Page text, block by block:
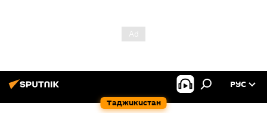
Таджикистан
РУС